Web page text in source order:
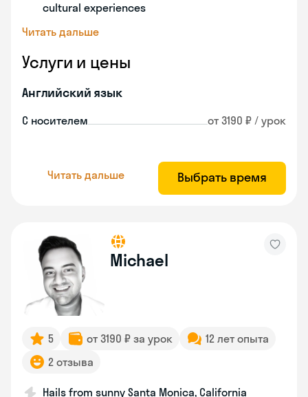
cultural experiences
Читать дальше
Услуги и цены
Английский язык
С носителем от 3190 ₽ / урок
Читать дальше Выбрать время
Michael
5 от 3190 ₽ за урок
12 лет опыта
2 отзыва
Hails from sunny Santa Monica, California